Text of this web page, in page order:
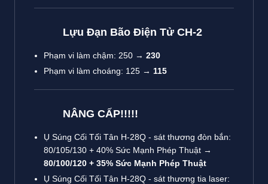
Lựu Đạn Bão Điện Tử CH-2
Phạm vi làm chậm: 250 → 230
Phạm vi làm choáng: 125 → 115
NÂNG CẤP!!!!!
Ụ Súng Cối Tối Tân H-28Q - sát thương đòn bắn:
80/105/130 + 40% Sức Mạnh Phép Thuật →
80/100/120 + 35% Sức Mạnh Phép Thuật
Ụ Súng Cối Tối Tân H-28Q - sát thương tia laser: